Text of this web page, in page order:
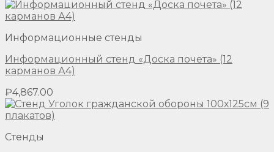
Информационные стенды
Информационный стенд «Доска почета» (12
карманов А4)
₽4,867.00
Стенды